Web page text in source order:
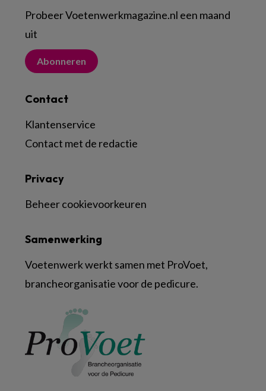
Probeer Voetenwerkmagazine.nl een maand
uit
Abonneren
Contact
Klantenservice
Contact met de redactie
Samenwerking
Voetenwerk werkt samen met ProVoet,
brancheorganisatie voor de pedicure.
Privacy
Beheer cookievoorkeuren